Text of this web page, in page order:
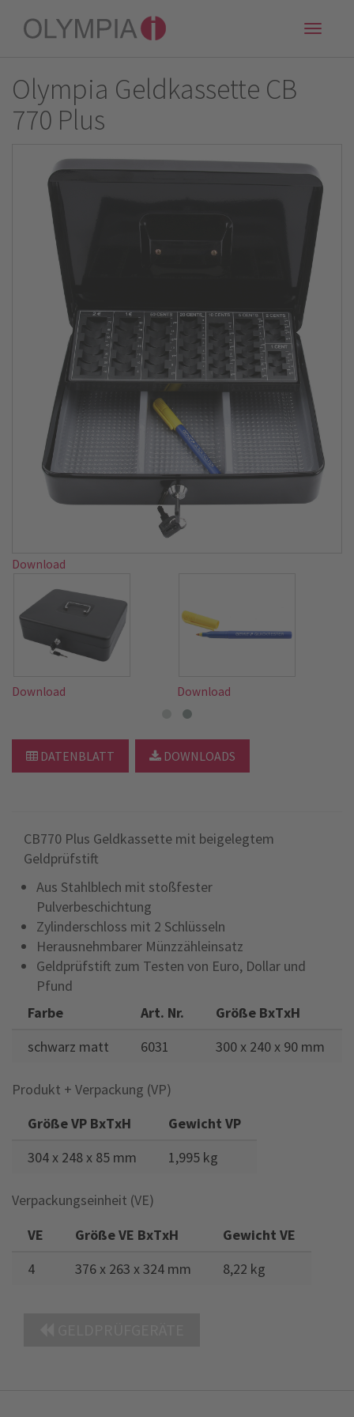
Toggle
Olympia Geldkassette CB
770 Plus
Download
Download Download
DATENBLATT DOWNLOADS
CB770 Plus Geldkassette mit beigelegtem
Geldprüfstift
Aus Stahlblech mit stoßfester
Pulverbeschichtung
Zylinderschloss mit 2 Schlüsseln
Herausnehmbarer Münzzähleinsatz
Geldprüfstift zum Testen von Euro, Dollar und
Pfund
Farbe
Art. Nr.
Größe BxTxH
schwarz matt
6031 300 x 240 x 90 mm
Produkt + Verpackung (VP)
Größe VP BxTxH
Gewicht VP
304 x 248 x 85 mm
1,995 kg
Verpackungseinheit (VE)
VE
Größe VE BxTxH
Gewicht VE
4
376 x 263 x 324 mm 8,22 kg